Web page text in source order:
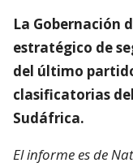
La Gobernación
estratégico de
del último
clasificatorias
Sudáfrica.
El informe es de